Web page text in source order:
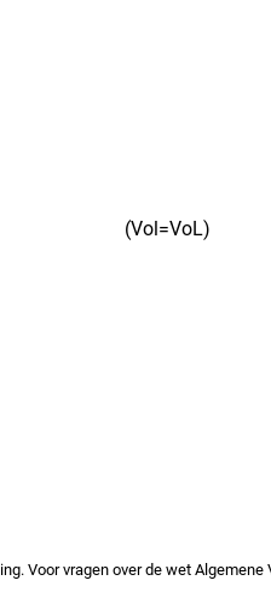
(Vol=VoL)
Voor vragen over de wet